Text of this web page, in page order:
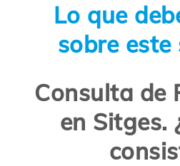
Lo que
sobre este
Consulta de
en Sitges.